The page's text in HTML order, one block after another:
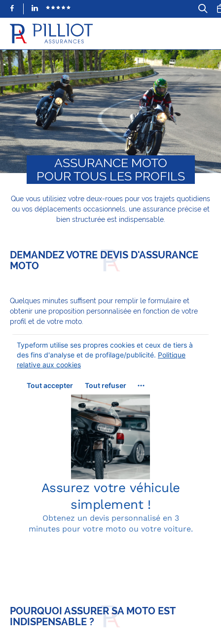
FacebookLinkedIn
ASSURANCE MOTO
POUR TOUS LES PROFILS
Que vous utilisiez votre deux-roues pour vos trajets quotidiens
ou vos déplacements occasionnels, une assurance précise et
bien structurée est indispensable.
DEMANDEZ VOTRE DEVIS D'ASSURANCE
MOTO
Quelques minutes suffisent pour remplir le formulaire et
obtenir une proposition personnalisée en fonction de votre
profil et de votre moto.
POURQUOI ASSURER SA MOTO EST
INDISPENSABLE ?